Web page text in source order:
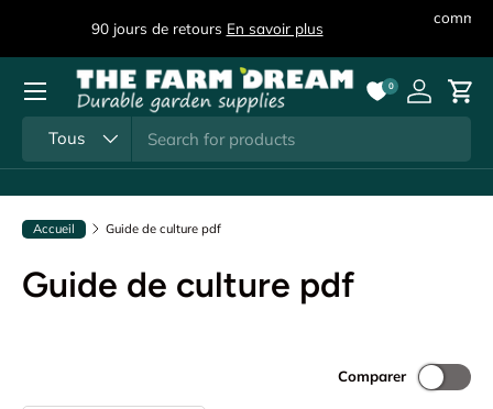
Aller au contenu
90 jours de retoursEn savoir plus
Tous
0
Se
Menu
Accueil Guide de culture pdf
Guide de culture pdf
Comparer